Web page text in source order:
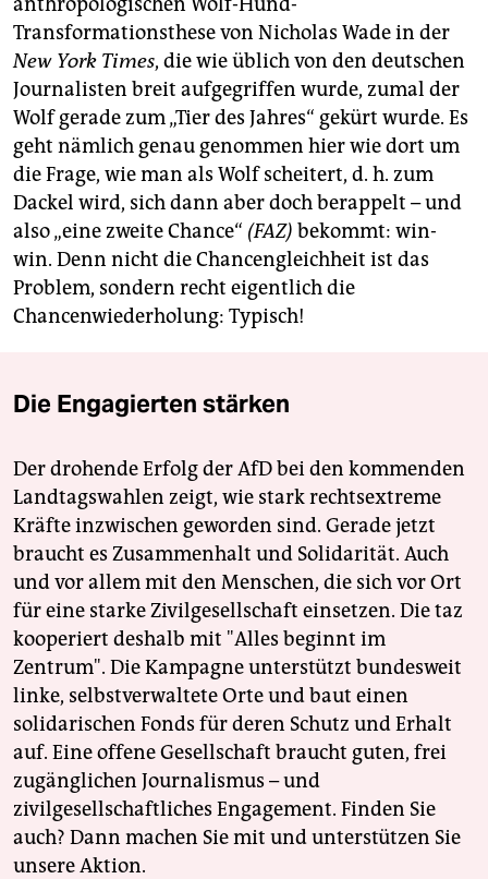
Transformationsthese von Nicholas Wade in der
New York Times, die wie üblich von den deutschen
Journalisten breit aufgegriffen wurde, zumal der
Wolf gerade zum „Tier des Jahres“ gekürt wurde. Es
geht nämlich genau genommen hier wie dort um
die Frage, wie man als Wolf scheitert, d. h. zum
Dackel wird, sich dann aber doch berappelt – und
also „eine zweite Chance“ (FAZ) bekommt: win-
win. Denn nicht die Chancengleichheit ist das
Problem, sondern recht eigentlich die
Chancenwiederholung: Typisch!
Die Engagierten stärken
Der drohende Erfolg der AfD bei den kommenden
Landtagswahlen zeigt, wie stark rechtsextreme
Kräfte inzwischen geworden sind. Gerade jetzt
braucht es Zusammenhalt und Solidarität. Auch
und vor allem mit den Menschen, die sich vor Ort
für eine starke Zivilgesellschaft einsetzen. Die taz
kooperiert deshalb mit "Alles beginnt im
Zentrum". Die Kampagne unterstützt bundesweit
linke, selbstverwaltete Orte und baut einen
solidarischen Fonds für deren Schutz und Erhalt
auf. Eine offene Gesellschaft braucht guten, frei
zugänglichen Journalismus – und
zivilgesellschaftliches Engagement. Finden Sie
auch? Dann machen Sie mit und unterstützen Sie
unsere Aktion.